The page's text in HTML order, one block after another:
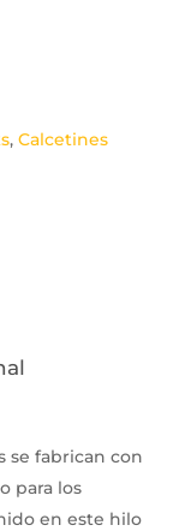
, Calcetines
se fabrican con
para los
en este hilo